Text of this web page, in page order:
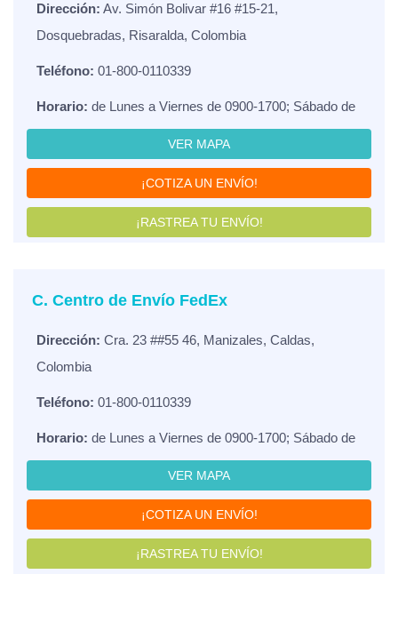
Dirección: Av. Simón Bolivar #16 #15-21,
Dosquebradas, Risaralda, Colombia
Teléfono: 01-800-0110339
Horario: de Lunes a Viernes de 0900-1700; Sábado de
VER MAPA
¡COTIZA UN ENVÍO!
¡RASTREA TU ENVÍO!
C. Centro de Envío FedEx
Dirección: Cra. 23 ##55 46, Manizales, Caldas,
Colombia
Teléfono: 01-800-0110339
Horario: de Lunes a Viernes de 0900-1700; Sábado de
VER MAPA
¡COTIZA UN ENVÍO!
¡RASTREA TU ENVÍO!